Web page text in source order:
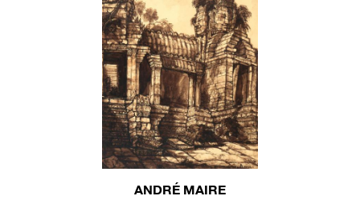
ANDRÉ MAIRE